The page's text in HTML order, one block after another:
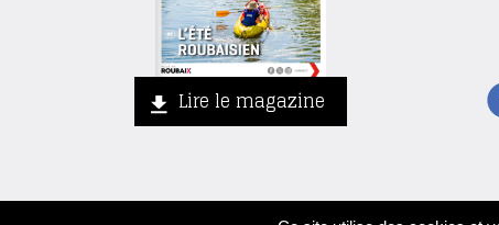
Lire le magazine